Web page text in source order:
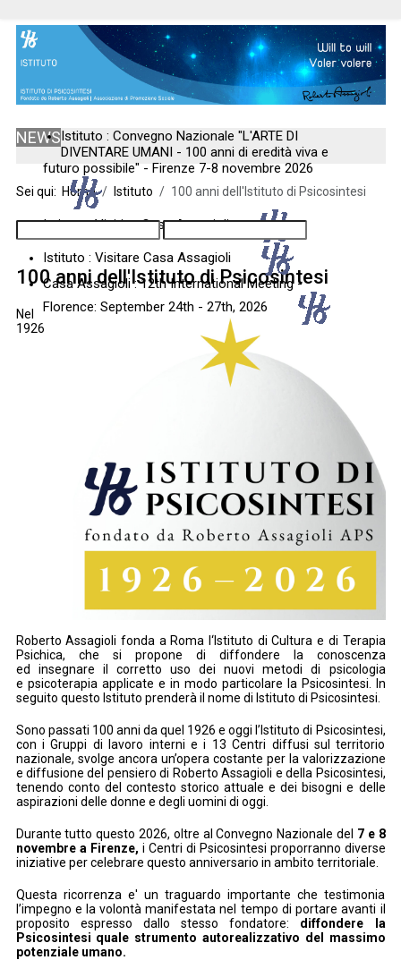
NEWSIstituto : Convegno Nazionale "L'ARTE DI
DIVENTARE UMANI - 100 anni di eredità viva e
futuro possibile" - Firenze 7-8 novembre 2026
Istituto : Visiting Casa Assagioli
Istituto : Visitare Casa Assagioli
Casa Assagioli : 12th International Meeting -
Florence: September 24th - 27th, 2026
Sei qui: Home Istituto 100 anni dell'Istituto di Psicosintesi
100 anni dell'Istituto di Psicosintesi
Nel
1926
Roberto Assagioli fonda a Roma I‘Istituto di Cultura e di Terapia
Psichica, che si propone di diffondere la conoscenza
ed insegnare il corretto uso dei nuovi metodi di psicologia
e psicoterapia applicate e in modo particolare la Psicosintesi. In
seguito questo Istituto prenderà il nome di Istituto di Psicosintesi.
Sono passati 100 anni da quel 1926 e oggi l’Istituto di Psicosintesi,
con i Gruppi di lavoro interni e i 13 Centri diffusi sul territorio
nazionale, svolge ancora un’opera costante per la valorizzazione
e diffusione del pensiero di Roberto Assagioli e della Psicosintesi,
tenendo conto del contesto storico attuale e dei bisogni e delle
aspirazioni delle donne e degli uomini di oggi.
Durante tutto questo 2026, oltre al Convegno Nazionale del 7 e 8
novembre a Firenze, i Centri di Psicosintesi proporranno diverse
iniziative per celebrare questo anniversario in ambito territoriale.
Questa ricorrenza e' un traguardo importante che testimonia
l’impegno e la volontà manifestata nel tempo di portare avanti il
proposito espresso dallo stesso fondatore: diffondere la
Psicosintesi quale strumento autorealizzativo del massimo
potenziale umano.